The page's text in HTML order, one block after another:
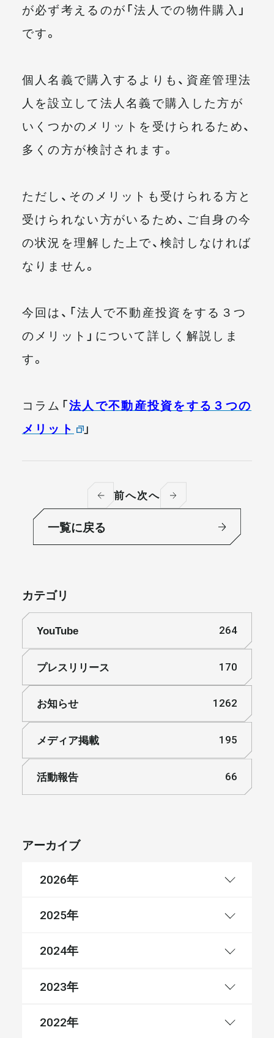
が必ず考えるのが「法人での物件購入」
です。
個人名義で購入するよりも、資産管理法
人を設立して法人名義で購入した方が
いくつかのメリットを受けられるため、
多くの方が検討されます。
ただし、そのメリットも受けられる方と
受けられない方がいるため、ご自身の今
の状況を理解した上で、検討しなければ
なりません。
今回は、「法人で不動産投資をする３つ
のメリット」について詳しく解説しま
す。
コラム「法人で不動産投資をする３つの
メリット
」
前へ次へ
一覧に戻る
カテゴリ
YouTube 264
プレスリリース 170
お知らせ 1262
メディア掲載 195
活動報告 66
アーカイブ
2026年
2025年
2024年
2023年
2022年